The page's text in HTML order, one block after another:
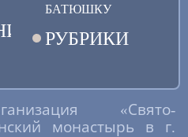
БАТЮШКУ
РУБРИКИ
«Свято-
монастырь в г.